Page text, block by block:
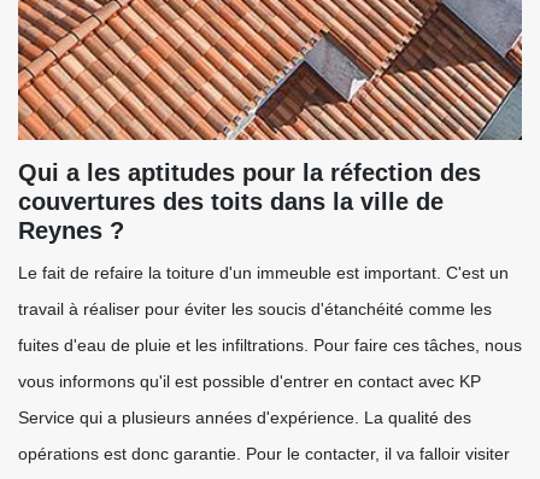
Qui a les aptitudes pour la réfection des
couvertures des toits dans la ville de
Reynes ?
Le fait de refaire la toiture d'un immeuble est important. C'est un
travail à réaliser pour éviter les soucis d'étanchéité comme les
fuites d'eau de pluie et les infiltrations. Pour faire ces tâches, nous
vous informons qu'il est possible d'entrer en contact avec KP
Service qui a plusieurs années d'expérience. La qualité des
opérations est donc garantie. Pour le contacter, il va falloir visiter